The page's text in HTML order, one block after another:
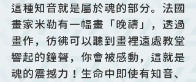
這種知音就是屬於魂的部分。法國
畫家米勒有一幅畫「晚禱」，透過
畫作，彷彿可以聽到畫裡遠處教堂
響起的鐘聲，你會被感動，這就是
魂的震撼力！生命中即使有知音、